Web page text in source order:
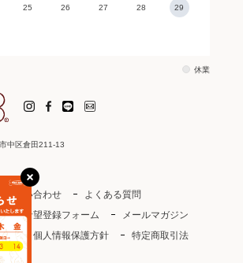
25 26 27 28 29
休業
中区倉田211-13
お問い合わせ
よくある質問
取引希望登録フォーム
メールマガジン
個人情報保護方針
特定商取引法
規約